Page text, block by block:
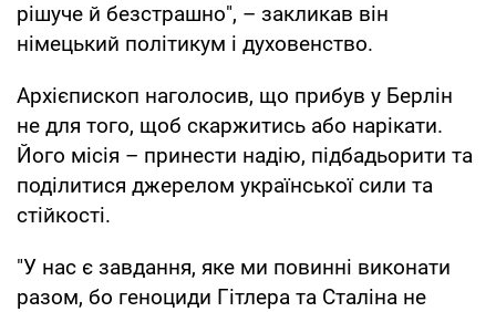
рішуче й безстрашно", – закликав він
німецький політикум і духовенство.
Архієпископ наголосив, що прибув у Берлін
не для того, щоб скаржитись або нарікати.
Його місія – принести надію, підбадьорити та
поділитися джерелом української сили та
стійкості.
"У нас є завдання, яке ми повинні виконати
разом, бо геноциди Гітлера та Сталіна не